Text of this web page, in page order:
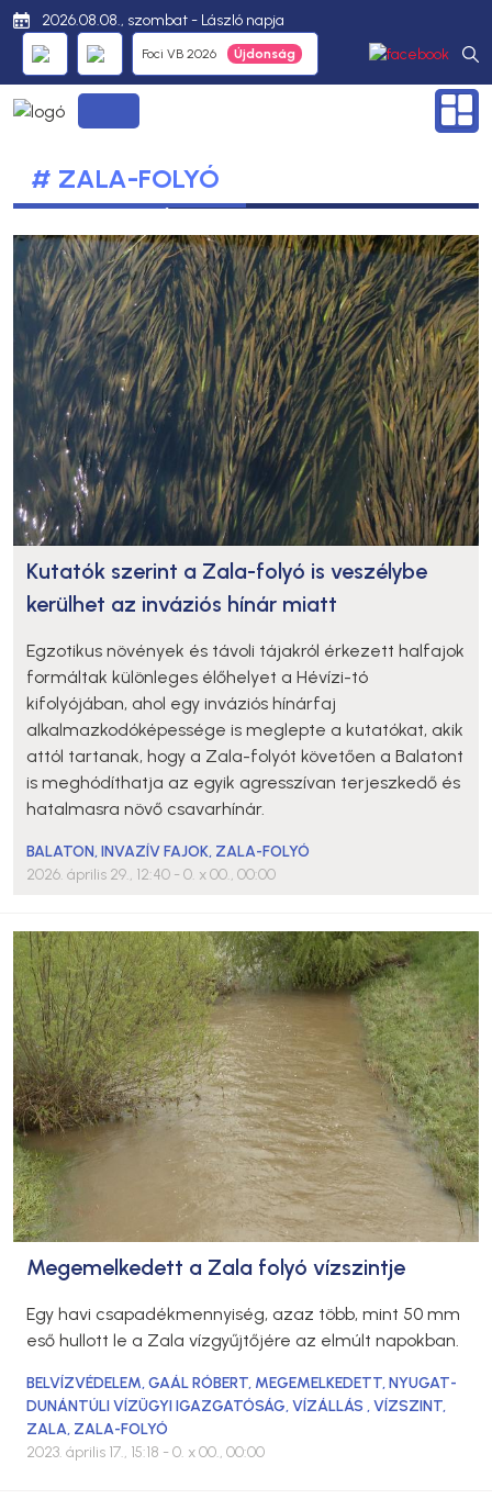
2026.08.08., szombat - László napja
Foci VB 2026
# ZALA-FOLYÓ
Kutatók szerint a Zala-folyó is veszélybe
kerülhet az inváziós hínár miatt
Egzotikus növények és távoli tájakról érkezett halfajok
formáltak különleges élőhelyet a Hévízi-tó
kifolyójában, ahol egy inváziós hínárfaj
alkalmazkodóképessége is meglepte a kutatókat, akik
attól tartanak, hogy a Zala-folyót követően a Balatont
is meghódíthatja az egyik agresszívan terjeszkedő és
hatalmasra növő csavarhínár.
BALATON,INVAZÍV FAJOK, ZALA-FOLYÓ
2026. április 29., 12:40 - 0. x 00., 00:00
Megemelkedett a Zala folyó vízszintje
Egy havi csapadékmennyiség, azaz több, mint 50 mm
eső hullott le a Zala vízgyűjtőjére az elmúlt napokban.
BELVÍZVÉDELEM,GAÁL RÓBERT, MEGEMELKEDETT,NYUGAT-
DUNÁNTÚLI VÍZÜGYI IGAZGATÓSÁG,VÍZÁLLÁS ,VÍZSZINT,
ZALA, ZALA-FOLYÓ
2023. április 17., 15:18 - 0. x 00., 00:00